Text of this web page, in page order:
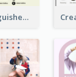
Green Distinguished Resume